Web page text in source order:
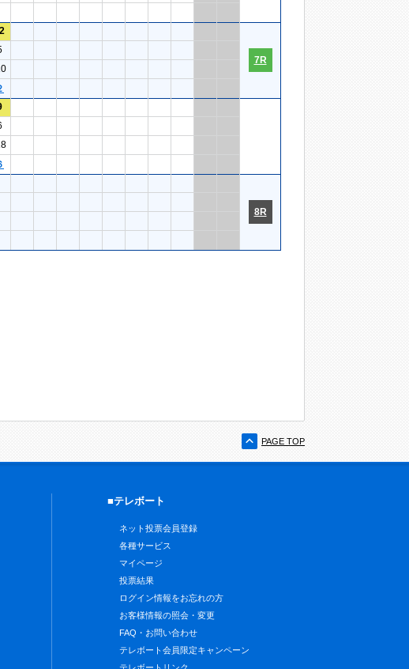
7R
8R
PAGE TOP
■テレボート
ネット投票会員登録
各種サービス
マイページ
投票結果
ログイン情報をお忘れの方
お客様情報の照会・変更
FAQ・お問い合わせ
テレボート会員限定キャンペーン